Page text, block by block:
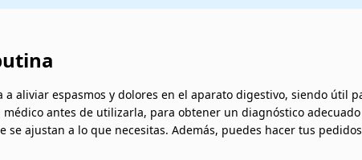
aliviar espasmos y dolores en el aparato digestivo, siendo útil
antes de utilizarla, para obtener un diagnóstico
se ajustan a lo que necesitas. Además, puedes hacer tus